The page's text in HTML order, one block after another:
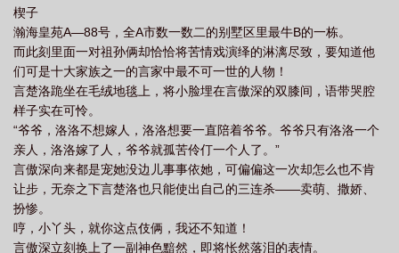
楔子
瀚海皇苑A—88号，全A市数一数二的别墅区里最牛B的一栋。
而此刻里面一对祖孙俩却恰恰将苦情戏演绎的淋漓尽致，要知道他
们可是十大家族之一的言家中最不可一世的人物！
言楚洛跪坐在毛绒地毯上，将小脸埋在言傲深的双膝间，语带哭腔
样子实在可怜。
“爷爷，洛洛不想嫁人，洛洛想要一直陪着爷爷。爷爷只有洛洛一个
亲人，洛洛嫁了人，爷爷就孤苦伶仃一个人了。”
言傲深向来都是宠她没边儿事事依她，可偏偏这一次却怎么也不肯
让步，无奈之下言楚洛也只能使出自己的三连杀——卖萌、撒娇、
扮惨。
哼，小丫头，就你这点伎俩，我还不知道！
言傲深立刻换上了一副神色黯然，即将怅然落泪的表情。